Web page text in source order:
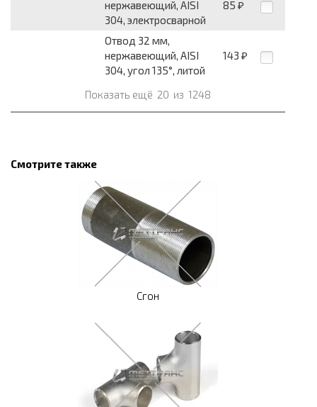
нержавеющий, AISI
304, электросварной
85 ₽
Отвод 32 мм,
нержавеющий, AISI
304, угол 135°, литой
143 ₽
Показать ещё 20 из 1248
Смотрите также
Сгон